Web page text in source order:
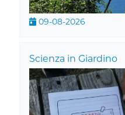
09-08-2026
Scienza in Giardino